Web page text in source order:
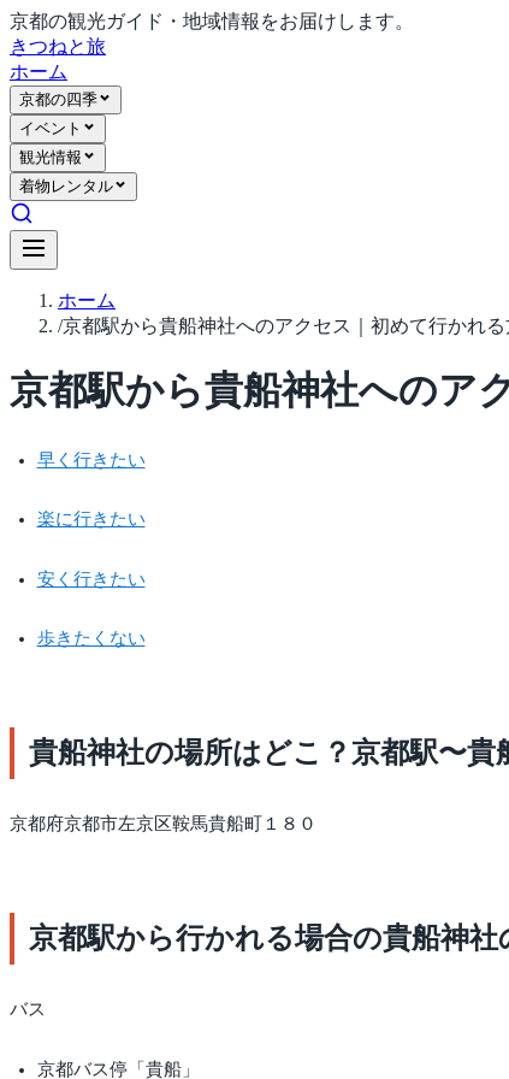
京都の観光ガイド・地域情報をお届けします。
きつねと旅
ホーム
京都の四季
イベント
観光情報
着物レンタル
ホーム
/京都駅から貴船神社へのアクセス｜初めて行かれ
京都駅から貴船神社へのア
早く行きたい
楽に行きたい
安く行きたい
歩きたくない
貴船神社の場所はどこ？京都駅〜貴
京都府京都市左京区鞍馬貴船町１８０
京都駅から行かれる場合の貴船神
バス
京都バス停「貴船」